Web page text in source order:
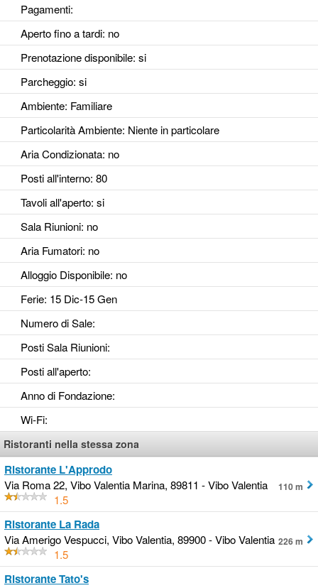
Pagamenti:
Aperto fino a tardi: no
Prenotazione disponibile: si
Parcheggio: si
Ambiente: Familiare
Particolarità Ambiente: Niente in particolare
Aria Condizionata: no
Posti all'interno: 80
Tavoli all'aperto: si
Sala Riunioni: no
Aria Fumatori: no
Alloggio Disponibile: no
Ferie: 15 Dic-15 Gen
Numero di Sale:
Posti Sala Riunioni:
Posti all'aperto:
Anno di Fondazione:
Wi-Fi:
Ristoranti nella stessa zona
Ristorante L'Approdo
Via Roma 22, Vibo Valentia Marina, 89811 - Vibo Valentia
1.5
110 m
Ristorante La Rada
Via Amerigo Vespucci, Vibo Valentia, 89900 - Vibo Valentia
1.5
226 m
Ristorante Tato's